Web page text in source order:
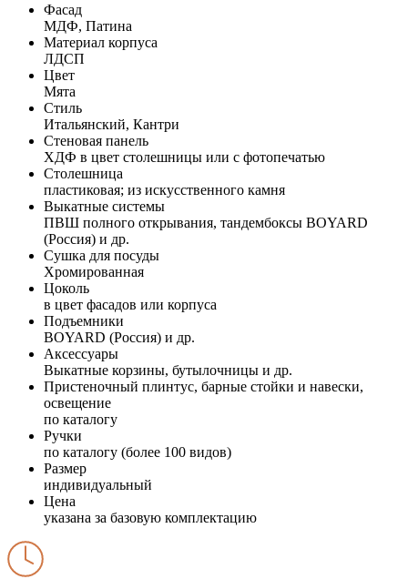
Фасад
МДФ, Патина
Материал корпуса
ЛДСП
Цвет
Мята
Стиль
Итальянский, Кантри
Стеновая панель
ХДФ в цвет столешницы или с фотопечатью
Столешница
пластиковая; из искусственного камня
Выкатные системы
ПВШ полного открывания, тандембоксы BOYARD
(Россия) и др.
Сушка для посуды
Хромированная
Цоколь
в цвет фасадов или корпуса
Подъемники
BOYARD (Россия) и др.
Аксессуары
Выкатные корзины, бутылочницы и др.
Пристеночный плинтус, барные стойки и навески,
освещение
по каталогу
Ручки
по каталогу (более 100 видов)
Размер
индивидуальный
Цена
указана за базовую комплектацию